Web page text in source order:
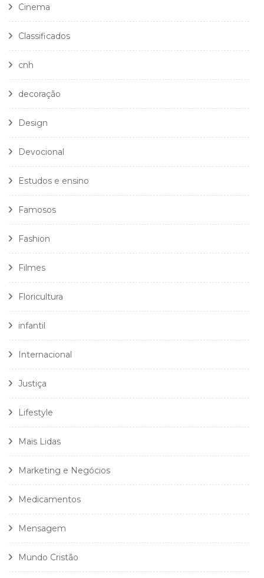
Cinema
Classificados
cnh
decoração
Design
Devocional
Estudos e ensino
Famosos
Fashion
Filmes
Floricultura
infantil
Internacional
Justiça
Lifestyle
Mais Lidas
Marketing e Negócios
Medicamentos
Mensagem
Mundo Cristão